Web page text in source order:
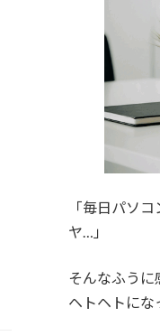
「毎日パソ
ヤ…」
そんなふう
ヘトヘトにな